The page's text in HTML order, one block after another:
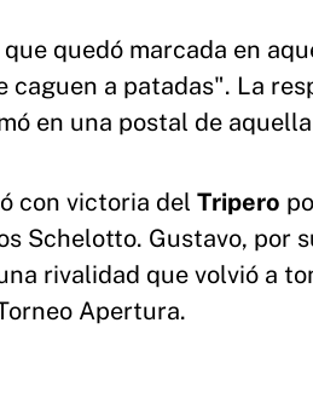
quedó marcada en
caguen a patadas". La
en una postal de
con victoria del Tripero
Schelotto. Gustavo, por
rivalidad que volvió a
Apertura.